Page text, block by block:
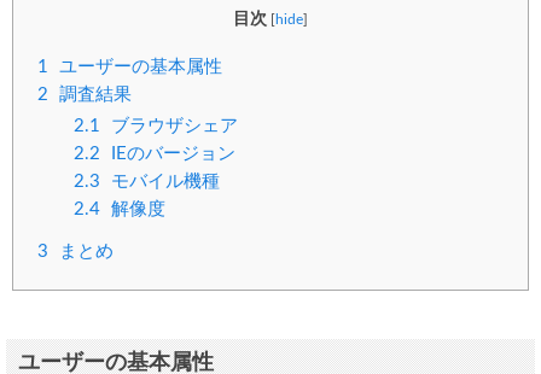
目次 [hide]
1
ユーザーの基本属性
2
調査結果
2.1
ブラウザシェア
2.2
IEのバージョン
2.3
モバイル機種
2.4
解像度
3 まとめ
ユーザーの基本属性